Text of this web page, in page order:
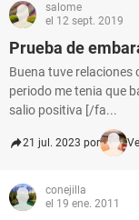
salome
el 12 sept. 2019
Prueba de
Buena tuve relaciones
periodo me tenia que
salio positiva [/fa...
21 jul. 2023 por
conejilla
el 19 ene. 2011